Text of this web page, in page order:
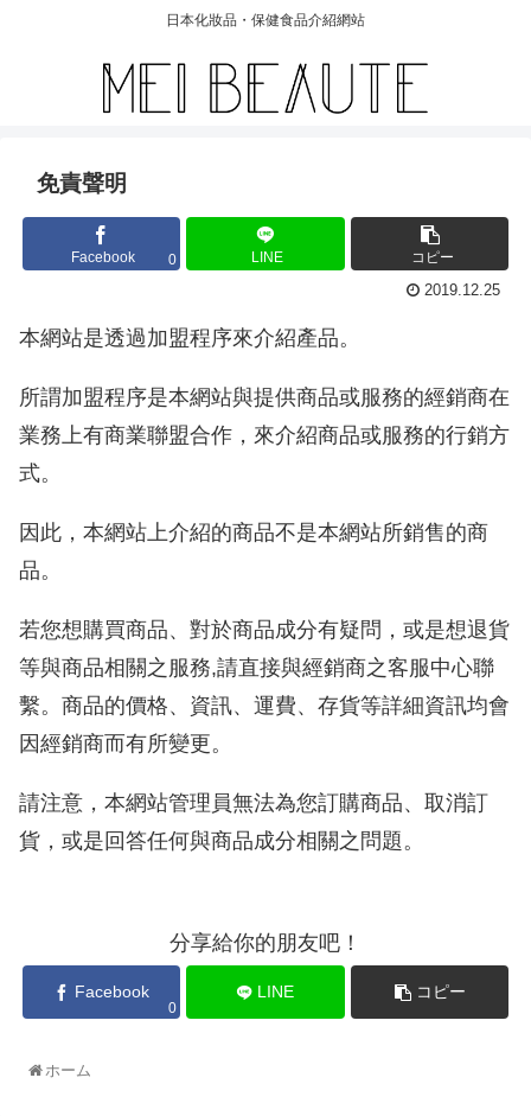
日本化妝品・保健食品介紹網站
免責聲明
Facebook 0 LINE コピー
2019.12.25
本網站是透過加盟程序來介紹產品。
所謂加盟程序是本網站與提供商品或服務的經銷商在
業務上有商業聯盟合作，來介紹商品或服務的行銷方
式。
因此，本網站上介紹的商品不是本網站所銷售的商
品。
若您想購買商品、對於商品成分有疑問，或是想退貨
等與商品相關之服務,請直接與經銷商之客服中心聯
繫。商品的價格、資訊、運費、存貨等詳細資訊均會
因經銷商而有所變更。
請注意，本網站管理員無法為您訂購商品、取消訂
貨，或是回答任何與商品成分相關之問題。
分享給你的朋友吧！
Facebook
0
LINE コピー
ホーム